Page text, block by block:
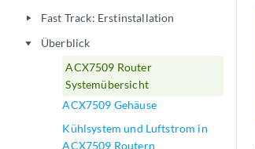
play_arrow Fast Track: Erstinstallation
play_arrow
Überblick
ACX7509 Router
Systemübersicht
ACX7509 Gehäuse
Kühlsystem und Luftstrom in
ACX7509 Routern